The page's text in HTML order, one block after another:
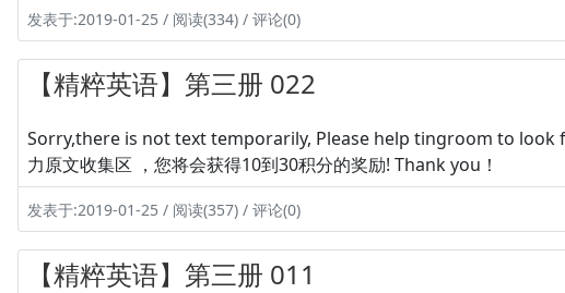
发表于:2019-01-25 / 阅读(334) / 评论(0)
【精粹英语】第三册 022
Sorry,there is not text temporarily, Please help tingroom to look
力原文收集区 ，您将会获得10到30积分的奖励! Thank you！
发表于:2019-01-25 / 阅读(357) / 评论(0)
【精粹英语】第三册 011